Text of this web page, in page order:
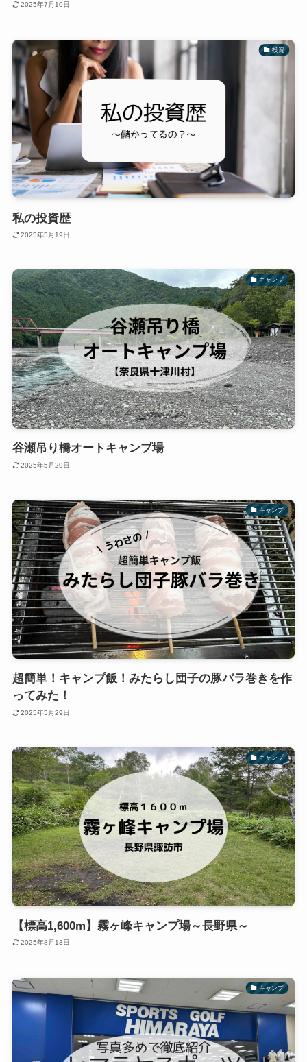
2025年7月10日
投資
私の投資歴
2025年5月19日
キャンプ
谷瀬吊り橋オートキャンプ場
2025年5月29日
キャンプ
超簡単！キャンプ飯！みたらし団子の豚バラ巻きを作
ってみた！
2025年5月29日
キャンプ
【標高1,600m】霧ヶ峰キャンプ場～長野県～
2025年8月13日
キャンプ